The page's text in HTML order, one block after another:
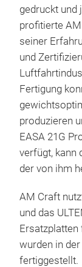
gedruckt und
profitierte
seiner
und
Fertigung
produzieren
EASA 21G
verfügt, kann
der von ihm
AM Craft
und das
Ersatzplatten
wurden in
fertiggestellt.